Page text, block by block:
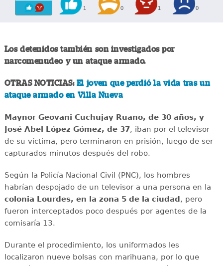
1 0 1 0
Los detenidos también son investigados por
narcomenudeo y un ataque armado.
OTRAS NOTICIAS: El joven que perdió la vida tras un
ataque armado en Villa Nueva
Maynor Geovani Cuchujay Ruano, de 30 años, y
José Abel López Gómez, de 37, iban por el televisor
de su víctima, pero terminaron en prisión, luego de ser
capturados minutos después del robo.
Según la Policía Nacional Civil (PNC), los hombres
habrían despojado de un televisor a una persona en la
colonia Lourdes, en la zona 5 de la ciudad , pero
fueron interceptados poco después por agentes de la
comisaría 13.
Durante el procedimiento, los uniformados les
localizaron nueve bolsas con marihuana, por lo que